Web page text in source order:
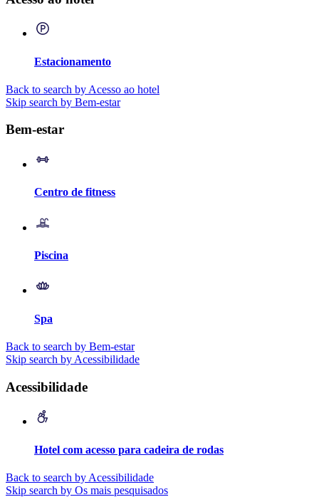
Estacionamento
Back to search by Acesso ao hotel
Skip search by Bem-estar
Bem-estar
Centro de fitness
Piscina
Spa
Back to search by Bem-estar
Skip search by Acessibilidade
Acessibilidade
Hotel com acesso para cadeira de rodas
Back to search by Acessibilidade
Skip search by Os mais pesquisados